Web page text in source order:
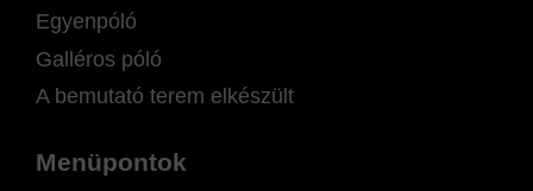
Egyenpóló
Galléros póló
A bemutató terem elkészült
Menüpontok